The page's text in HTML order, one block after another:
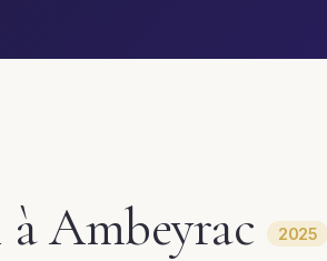
à Ambeyrac 2025